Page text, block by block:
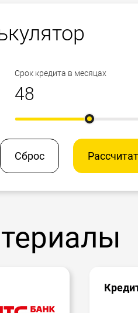
Срок кредита в месяцах
Сброс